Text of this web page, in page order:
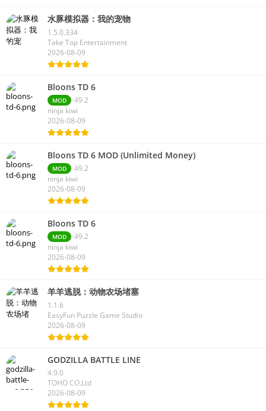
水豚模拟器：我的宠物
1.5.0.334
Take Top Entertainment
2026-08-09
Bloons TD 6
MOD
49.2
ninja kiwi
2026-08-09
Bloons TD 6 MOD (Unlimited Money)
MOD
49.2
ninja kiwi
2026-08-09
Bloons TD 6
MOD
49.2
ninja kiwi
2026-08-09
羊羊逃脱：动物农场堵塞
1.1.6
EasyFun Puzzle Game Studio
2026-08-09
GODZILLA BATTLE LINE
4.9.0
TOHO CO.Ltd
2026-08-09